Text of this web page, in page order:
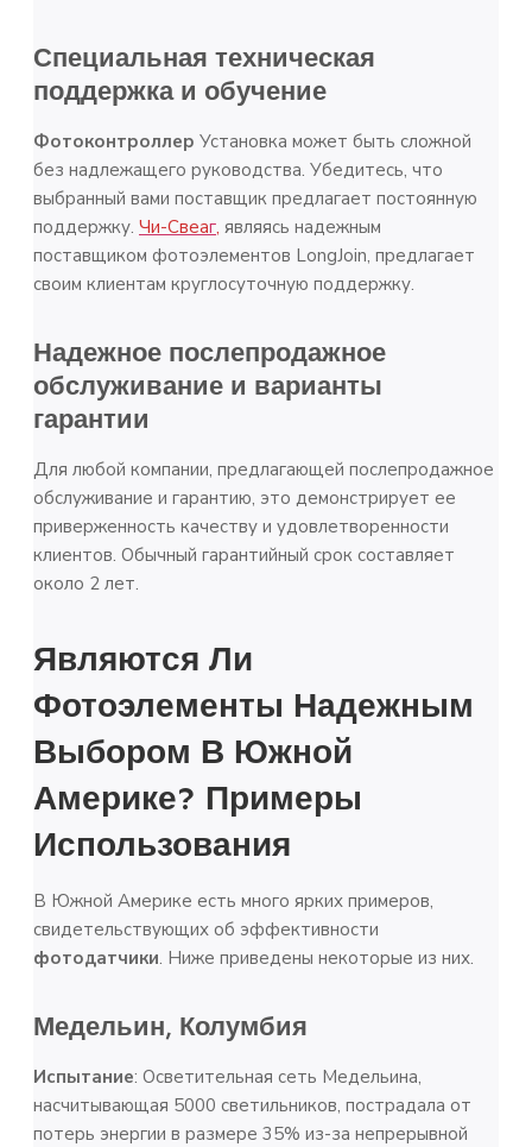
Специальная техническая
поддержка и обучение
Фотоконтроллер Установка может быть сложной
без надлежащего руководства. Убедитесь, что
выбранный вами поставщик предлагает постоянную
поддержку. Чи-Свеаг, являясь надежным
поставщиком фотоэлементов LongJoin, предлагает
своим клиентам круглосуточную поддержку.
Надежное послепродажное
обслуживание и варианты
гарантии
Для любой компании, предлагающей послепродажное
обслуживание и гарантию, это демонстрирует ее
приверженность качеству и удовлетворенности
клиентов. Обычный гарантийный срок составляет
около 2 лет.
Являются Ли
Фотоэлементы Надежным
Выбором В Южной
Америке? Примеры
Использования
В Южной Америке есть много ярких примеров,
свидетельствующих об эффективности
фотодатчики. Ниже приведены некоторые из них.
Медельин, Колумбия
Испытание: Осветительная сеть Медельина,
насчитывающая 5000 светильников, пострадала от
потерь энергии в размере 35% из-за непрерывной